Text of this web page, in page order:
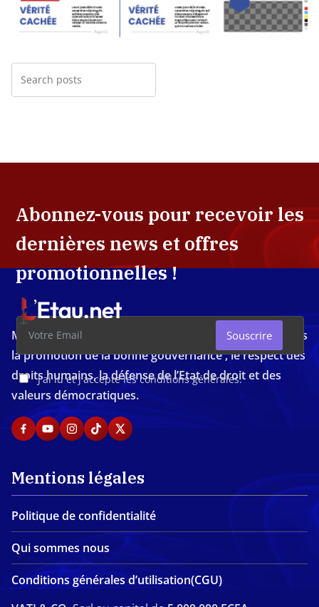
Abonnez-vous pour recevoir les
dernières news et offres
promotionnelles !
J'ai lu et j'accepte les conditions générales.
Souscrire
Média d'investigation ivoirien résolument engagé dans
la promotion de la bonne gouvernance , le respect des
droits humains, la défense de l’Etat de droit et des
valeurs démocratiques.
Mentions légales
Politique de confidentialité
Qui sommes nous
Conditions générales d’utilisation(CGU)